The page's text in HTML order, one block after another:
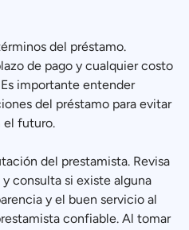
del préstamo.
de pago y cualquier costo
importante entender
del préstamo para evitar
el futuro.
del prestamista. Revisa
consulta si existe alguna
y el buen servicio al
confiable. Al tomar